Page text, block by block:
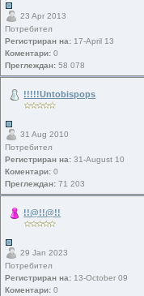
23 Apr 2013
Потребител
Регистриран на: 17-April 13
Коментари: 0
Преглеждан: 58 078
!!!!!Untobispops
31 Aug 2010
Потребител
Регистриран на: 31-August 10
Коментари: 0
Преглеждан: 71 203
!!@!!@!!
29 Jan 2023
Потребител
Регистриран на: 13-October 09
Коментари: 0